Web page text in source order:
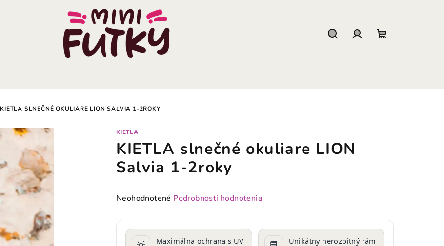
KIETLA SLNEČNÉ OKULIARE LION SALVIA 1-2ROKY
KIETLA
KIETLA slnečné okuliare LION
Salvia 1-2roky
Priemerné
produktu
Neohodnotené Podrobnosti hodnotenia
Maximálna ochrana s UV
Unikátny nerozbitný rám